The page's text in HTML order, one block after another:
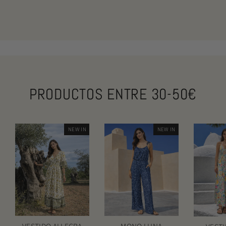
PRODUCTOS ENTRE 30-50€
NEW IN NEW IN